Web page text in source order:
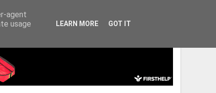
agent
usage
LEARN MORE GOT IT